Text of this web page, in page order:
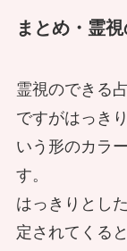
地鎮祭
は透視
う」とい
まとめ・霊
霊視のできる
ですがはっき
いう形のカラ
す。
はっきりとし
定されてくる